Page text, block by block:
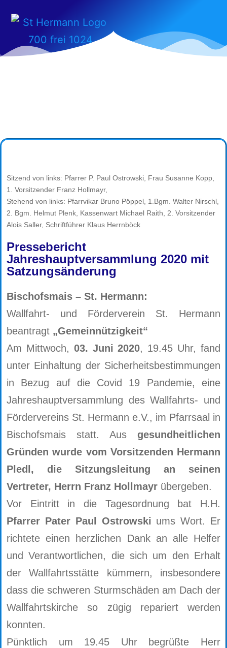
Sitzend von links: Pfarrer P. Paul Ostrowski, Frau Susanne Kopp,
1. Vorsitzender Franz Hollmayr,
Stehend von links: Pfarrvikar Bruno Pöppel, 1.Bgm. Walter Nirschl,
2. Bgm. Helmut Plenk, Kassenwart Michael Raith, 2. Vorsitzender
Alois Saller, Schriftführer Klaus Herrnböck
Pressebericht
Jahreshauptversammlung 2020 mit
Satzungsänderung
Bischofsmais – St. Hermann:
Wallfahrt- und Förderverein St. Hermann
beantragt „Gemeinnützigkeit“
Am Mittwoch, 03. Juni 2020, 19.45 Uhr, fand
unter Einhaltung der Sicherheitsbestimmungen
in Bezug auf die Covid 19 Pandemie, eine
Jahreshauptversammlung des Wallfahrts- und
Fördervereins St. Hermann e.V., im Pfarrsaal in
Bischofsmais statt. Aus gesundheitlichen
Gründen wurde vom Vorsitzenden Hermann
Pledl, die Sitzungsleitung an seinen
Vertreter, Herrn Franz Hollmayr übergeben.
Vor Eintritt in die Tagesordnung bat H.H.
Pfarrer Pater Paul Ostrowski ums Wort. Er
richtete einen herzlichen Dank an alle Helfer
und Verantwortlichen, die sich um den Erhalt
der Wallfahrtsstätte kümmern, insbesondere
dass die schweren Sturmschäden am Dach der
Wallfahrtskirche so zügig repariert werden
konnten.
Pünktlich um 19.45 Uhr begrüßte Herr